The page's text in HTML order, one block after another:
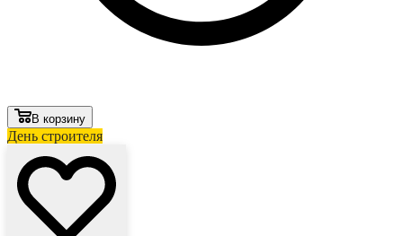
В корзину
День строителя